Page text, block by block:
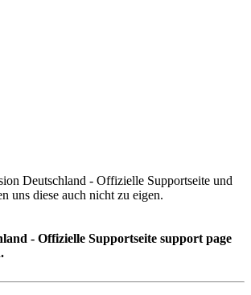
Deutschland - Offizielle Supportseite und
uns diese auch nicht zu eigen.
- Offizielle Supportseite support page